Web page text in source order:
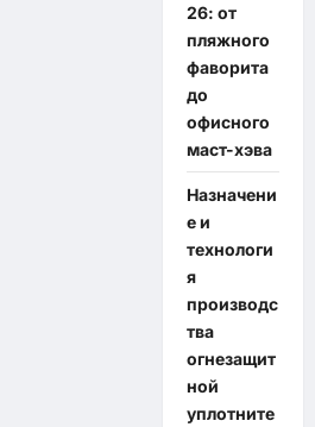
26: от
пляжного
фаворита
до
офисного
маст-хэва
Назначени
е и
технологи
я
производс
тва
огнезащит
ной
уплотните